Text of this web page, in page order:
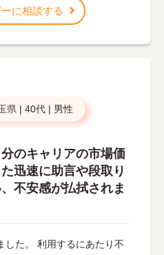
に相談する
県 | 40代 | 男性
のキャリアの市場価
迅速に助言や段取り
不安感が払拭されま
した。 利用するにあたり不